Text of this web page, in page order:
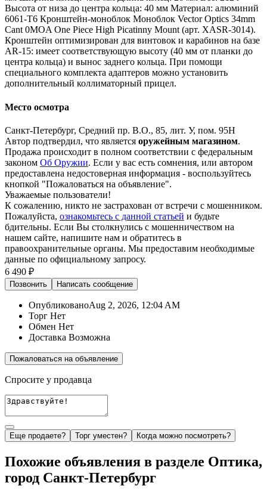
Высота от низа до центра кольца: 40 мм Материал: алюминий
6061-Т6 Кронштейн-моноблок Моноблок Vector Optics 34mm
Cant 0MOA One Piece High Picatinny Mount (арт. XASR-3014).
Кронштейн оптимизирован для винтовок и карабинов на базе
AR-15: имеет соответствующую высоту (40 мм от планки до
центра кольца) и вынос заднего кольца. При помощи
специального комплекта адаптеров можно установить
дополнительный коллиматорный прицел.
Место осмотра
Санкт-Петербург, Средний пр. В.О., 85, лит. У, пом. 95Н
Автор подтвердил, что является оружейным магазином.
Продажа происходит в полном соответствии с федеральным
законом Об Оружии. Если у вас есть сомнения, или автором
предоставлена недостоверная информация - воспользуйтесь
кнопкой "Пожаловаться на объявление".
Уважаемые пользователи!
К сожалению, никто не застрахован от встречи с мошенником.
Пожалуйста, ознакомьтесь с данной статьей и будьте
бдительны. Если Вы столкнулись с мошенничеством на
нашем сайте, напишите нам и обратитесь в
правоохранительные органы. Мы предоставим необходимые
данные по официальному запросу.
6 490 ₽
Позвонить Написать сообщение
ОпубликованоAug 2, 2026, 12:04 AM
Торг Нет
Обмен Нет
Доставка Возможна
Пожаловаться на объявление
Спросите у продавца
Еще продаете? Торг уместен? Когда можно посмотреть?
Похожие объявления в разделе Оптика,
город Санкт-Петербург